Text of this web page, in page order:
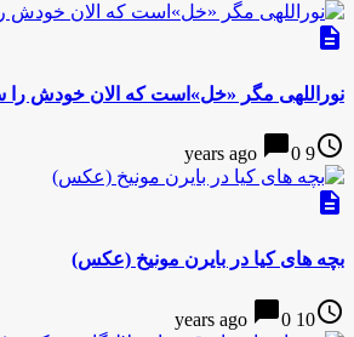
description
نوراللهی مگر «خل»است که الان خودش را
access_time
9 years ago
chat_bubble0
description
بچه های کیا در بایرن مونیخ (عکس)
access_time
10 years ago
chat_bubble0